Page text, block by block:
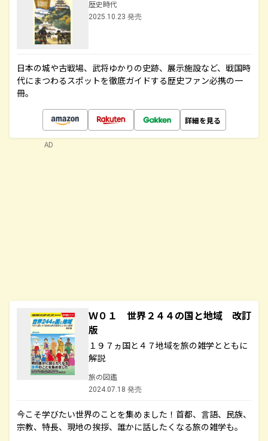
歴史時代
2025.10.23 発売
日本の城や古戦場、武将ゆかりの史跡、展示施設など、戦国時
代にまつわるスポットを徹底ガイドする歴史ファン必携の一
冊。
詳細を見る
Ｗ０１ 世界２４４の国と地域 改訂
版
１９７ヵ国と４７地域を旅の雑学とともに
解説
旅の図鑑
2024.07.18 発売
今こそ学びたい世界のことを集めました！首都、言語、民族、
宗教、特長、現地の挨拶、誰かに話したくなる旅の雑学も。
AD